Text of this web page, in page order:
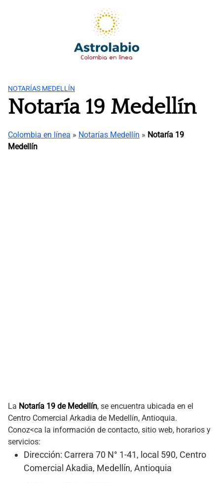
NOTARÍAS MEDELLÍN
Notaría 19 Medellín
Colombia en línea » Notarías Medellín » Notaría 19
Medellín
La Notaría 19 de Medellín, se encuentra ubicada en el
Centro Comercial Arkadia de Medellín, Antioquia.
Conoz<ca la información de contacto, sitio web, horarios y
servicios:
Dirección: Carrera 70 N° 1-41, local 590, Centro
Comercial Akadia, Medellín, Antioquia